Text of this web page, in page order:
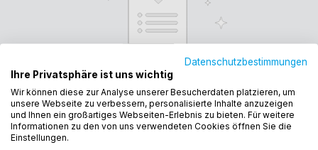
Ihr Merkzettel ist leer
Behalten Sie interessante Produkte im Auge, indem Sie sie zu
Datenschutzbestimmungen
Ihre Privatsphäre ist uns wichtig
Wir können diese zur Analyse unserer Besucherdaten platzieren, um
unsere Webseite zu verbessern, personalisierte Inhalte anzuzeigen
und Ihnen ein großartiges Webseiten-Erlebnis zu bieten. Für weitere
Informationen zu den von uns verwendeten Cookies öffnen Sie die
Einstellungen.